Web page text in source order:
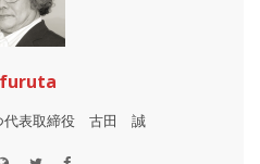
代表取締役 古田 誠